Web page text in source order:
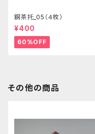
銅茶托_05（４枚）
¥400
60%OFF
その他の商品